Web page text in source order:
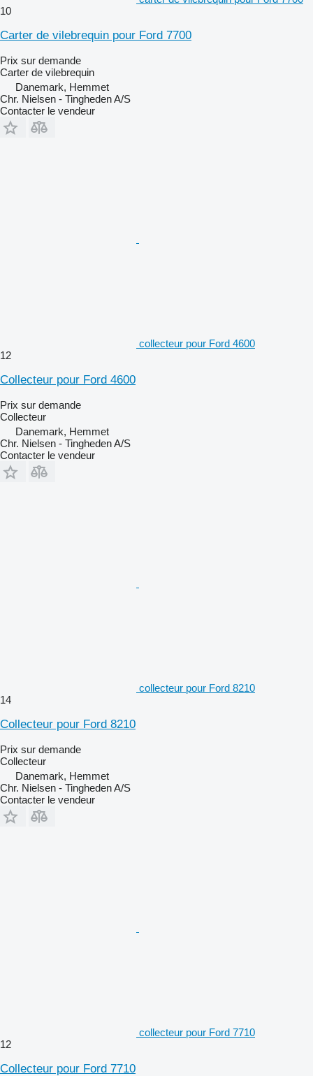
10
Carter de vilebrequin pour Ford 7700
Prix sur demande
Carter de vilebrequin
Danemark, Hemmet
Chr. Nielsen - Tingheden A/S
Contacter le vendeur
collecteur pour Ford 4600
12
Collecteur pour Ford 4600
Prix sur demande
Collecteur
Danemark, Hemmet
Chr. Nielsen - Tingheden A/S
Contacter le vendeur
collecteur pour Ford 8210
14
Collecteur pour Ford 8210
Prix sur demande
Collecteur
Danemark, Hemmet
Chr. Nielsen - Tingheden A/S
Contacter le vendeur
collecteur pour Ford 7710
12
Collecteur pour Ford 7710